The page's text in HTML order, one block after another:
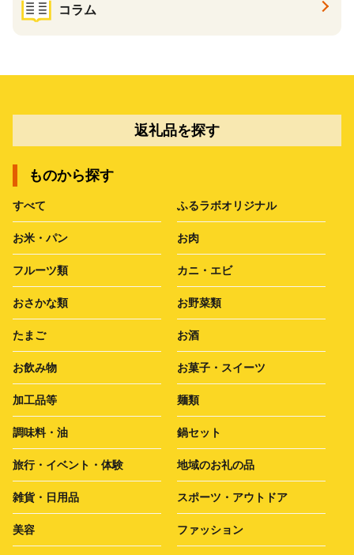
コラム
返礼品を探す
ものから探す
すべて ふるラボオリジナル
お米・パン お肉
フルーツ類 カニ・エビ
おさかな類 お野菜類
たまご お酒
お飲み物 お菓子・スイーツ
加工品等 麺類
調味料・油 鍋セット
旅行・イベント・体験 地域のお礼の品
雑貨・日用品 スポーツ・アウトドア
美容 ファッション